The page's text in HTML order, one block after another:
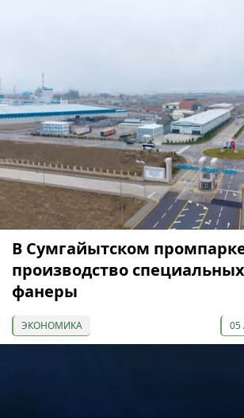
В Сумгайытском
производство
фанеры
ЭКОНОМИКА 05